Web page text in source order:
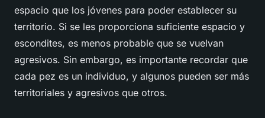
espacio que los jóvenes para poder establecer su
territorio. Si se les proporciona suficiente espacio y
escondites, es menos probable que se vuelvan
agresivos. Sin embargo, es importante recordar que
cada pez es un individuo, y algunos pueden ser más
territoriales y agresivos que otros.